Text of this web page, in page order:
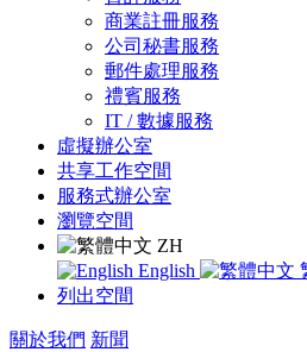
商業註冊服務
公司秘書服務
郵件處理服務
禮賓服務
IT / 數據服務
虛擬辦公室
共享工作空間
服務式辦公室
瀏覽空間
ZH
English
列出空間
關於我們 新聞